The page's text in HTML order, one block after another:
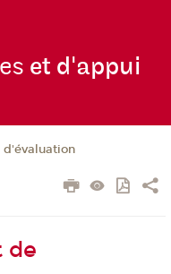
et d'appui
d'évaluation
de